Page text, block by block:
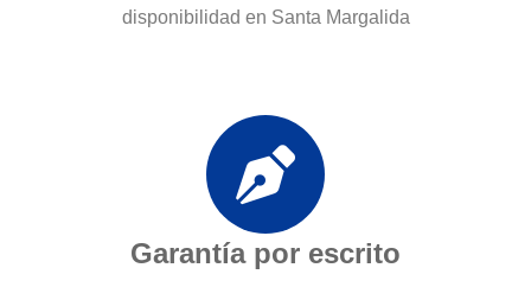
disponibilidad en Santa Margalida
Garantía por escrito